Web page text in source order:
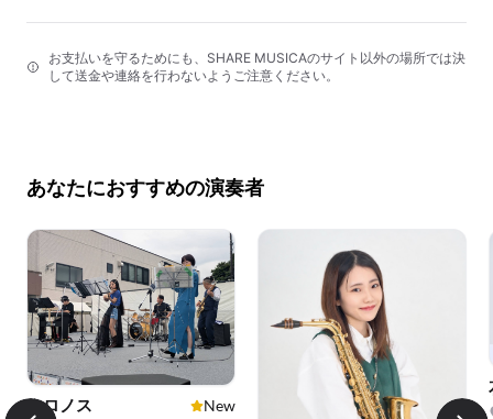
お支払いを守るためにも、SHARE MUSICAのサイト以外の場所では決
して送金や連絡を行わないようご注意ください。
あなたにおすすめの演奏者
クロノス New